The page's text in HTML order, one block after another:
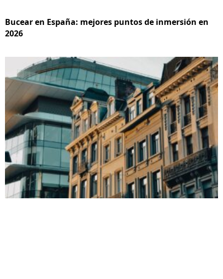
Bucear en España: mejores puntos de inmersión en
2026